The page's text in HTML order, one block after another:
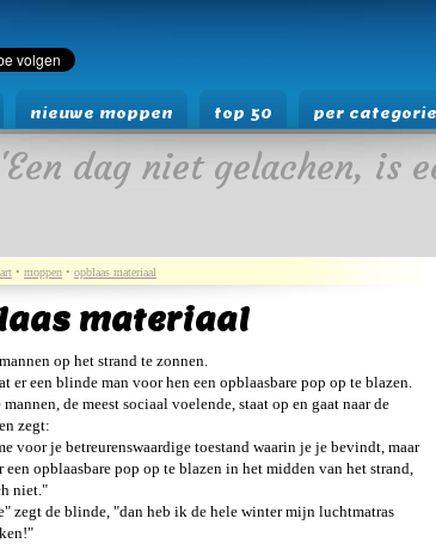
nieuwe moppen top 50 per categorie
'Een dag niet gelachen, is
• moppen • opblaas materiaal
materiaal
op het strand te zonnen.
er een blinde man voor hen een opblaasbare pop op te blazen.
mannen, de meest sociaal voelende, staat op en gaat naar de
zegt:
voor je betreurenswaardige toestand waarin je je bevindt, maar
een opblaasbare pop op te blazen in het midden van het strand,
niet."
zegt de blinde, "dan heb ik de hele winter mijn luchtmatras